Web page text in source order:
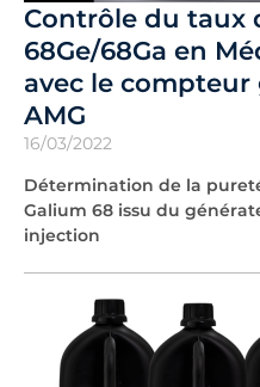
Contrôle du taux
68Ge/68Ga en
avec le compteur
AMG
16/03/2022
Détermination de la
Galium 68 issu du
injection